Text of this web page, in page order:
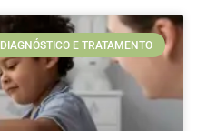
DIAGNÓSTICO E TRATAMENTO